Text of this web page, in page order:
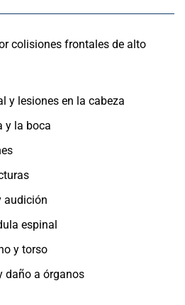
colisiones frontales de alto
y lesiones en la cabeza
y la boca
audición
espinal
y torso
daño a órganos